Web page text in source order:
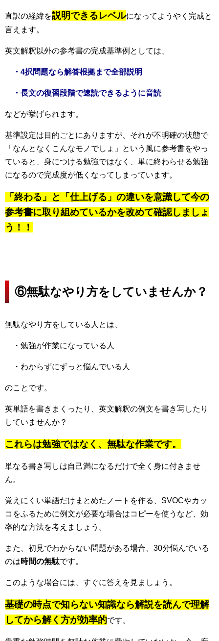
直訳の経緯を説明できるレベルになってようやく 完成と
言えます。
英文解釈以外の参考書の完成基準例としては、
・4択問題なら解答根拠まで全部説明
・長文の復習段階で速読できるように音読
などが挙げられます。
基準設定は目的ごとにありますが、それが不明確の状態で
「なんとなくこんなモノでしょ」という風に参考書をやっ
ていると、身につける勉強ではなく、単に終わらせる勉強
になるので完成度が低くなってしまっています。
「終わる」と「仕上げる」の違いを意識して今の
参考書に取り組めているかを改めて確認しましょ
う！！
⑥無駄なやり方をしていませんか？
無駄なやり方をしている人とは、
・勉強が作業になっている人
・わからずにずっと悩んでいる人
のことです。
英単語を書きまくったり、英文解釈の例文を書き写したり
していませんか？
これらは勉強ではなく、無駄な作業です。
単なる書き写しは自己満になるだけで全く身に付きませ
ん。
覚えにくい単語だけまとめたノートを作る、SVOCやカッ
コをふるために例文が必要な場合はコピーを使うなど、効
率的な方法を考えましょう。
また、初見でわからない問題がある場合、30分悩んでいる
のは時間の無駄です。
このような場合には、すぐに答えを見ましょう。
基礎の時点で知らない知識なら解説を読んで理解
してから解く方が効率的です。